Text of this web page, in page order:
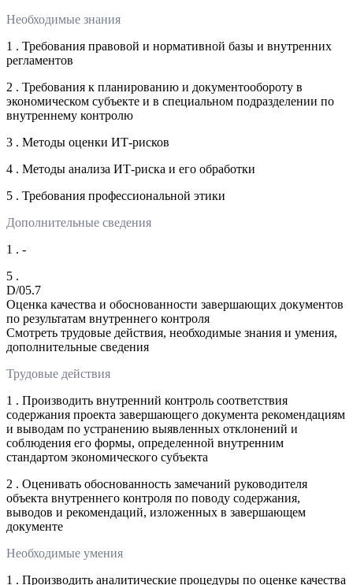
Необходимые знания
1 . Требования правовой и нормативной базы и внутренних
регламентов
2 . Требования к планированию и документообороту в
экономическом субъекте и в специальном подразделении по
внутреннему контролю
3 . Методы оценки ИТ-рисков
4 . Методы анализа ИТ-риска и его обработки
5 . Требования профессиональной этики
Дополнительные сведения
1 . -
5 .
D/05.7
Оценка качества и обоснованности завершающих документов
по результатам внутреннего контроля
Смотреть трудовые действия, необходимые знания и умения,
дополнительные сведения
Трудовые действия
1 . Производить внутренний контроль соответствия
содержания проекта завершающего документа рекомендациям
и выводам по устранению выявленных отклонений и
соблюдения его формы, определенной внутренним
стандартом экономического субъекта
2 . Оценивать обоснованность замечаний руководителя
объекта внутреннего контроля по поводу содержания,
выводов и рекомендаций, изложенных в завершающем
документе
Необходимые умения
1 . Производить аналитические процедуры по оценке качества